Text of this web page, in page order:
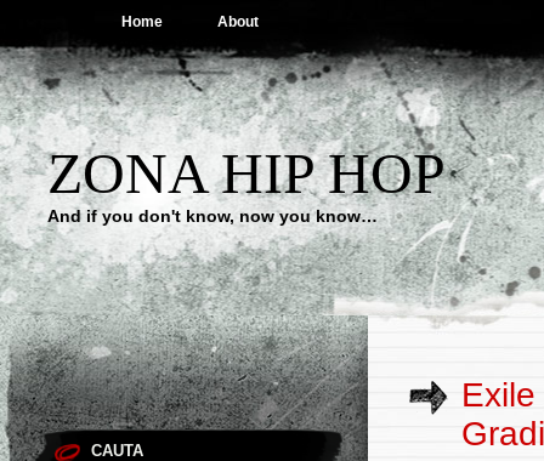
Home About
ZONA HIP HOP
And if you don't know, now you know…
CAUTA